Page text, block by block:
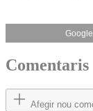
Comentaris
Afegir nou